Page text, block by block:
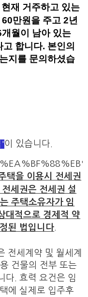
재 거주하고 있는
만원을 주고 2년
월이 남아 있는
합니다. 본인의
지를 문의하셨습
'이 있습니다.
택을 이용시 전세권
세권은 전세권 설
주택소유자가 임
대적으로 경제적 약
된 법입니다
전세계약 및 월세계
건물의 전부 또는
다. 효력 요건은 임
에 실제로 입주후